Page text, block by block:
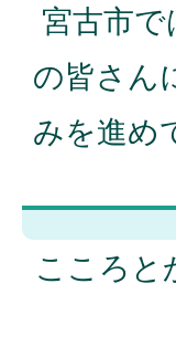
宮古市
の皆さん
みを進め
こころと